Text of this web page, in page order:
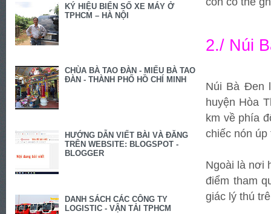
KÝ HIỆU BIỂN SỐ XE MÁY Ở
TPHCM – HÀ NỘI
CHÙA BÀ TAO ĐÀN - MIẾU BÀ TAO
ĐÀN - THÀNH PHỐ HỒ CHÍ MINH
HƯỚNG DẪN VIẾT BÀI VÀ ĐĂNG
TRÊN WEBSITE: BLOGSPOT -
BLOGGER
DANH SÁCH CÁC CÔNG TY
LOGISTIC - VẬN TẢI TPHCM
2./ Núi
Núi Bà Đen
huyện Hòa
km về phía
chiếc nón
Ngoài là nơi
điểm tham
giác lý thú